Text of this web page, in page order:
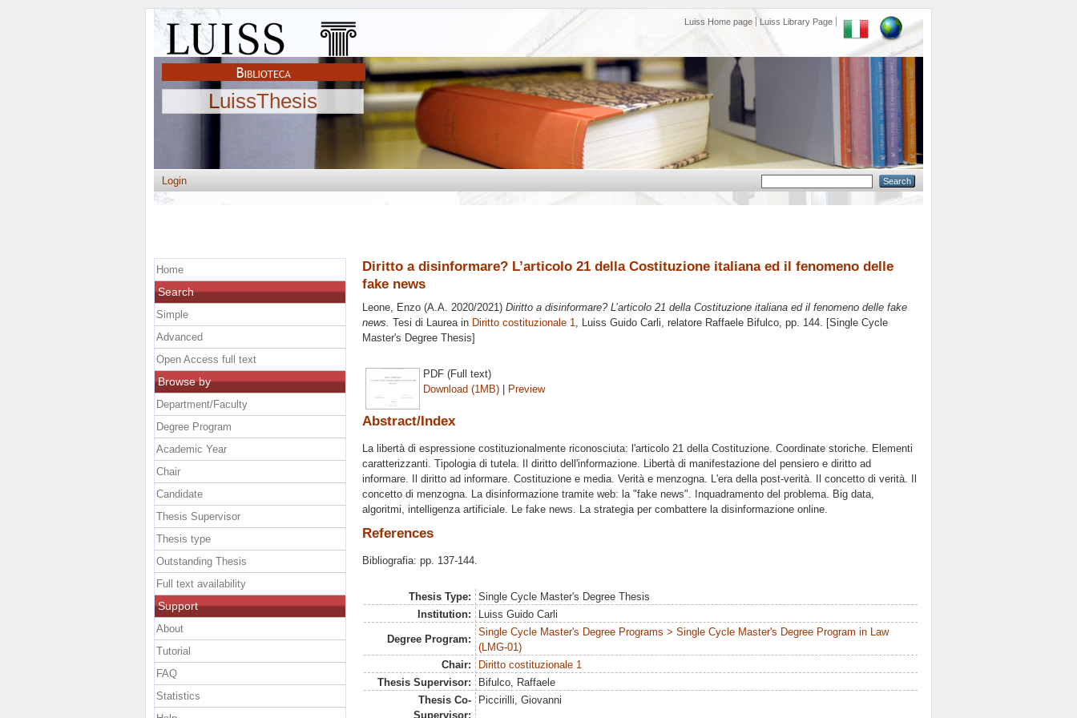
Luiss Home page Luiss Library Page
LuissThesis
Login
Diritto a disinformare? L’articolo 21 della Costituzione italiana ed il fenomeno delle
fake news
Leone, Enzo (A.A. 2020/2021) Diritto a disinformare? L’articolo 21 della Costituzione italiana ed il fenomeno delle fake
news. Tesi di Laurea in Diritto costituzionale 1, Luiss Guido Carli, relatore Raffaele Bifulco, pp. 144. [Single Cycle
Master's Degree Thesis]
PDF (Full text)
Download (1MB) | Preview
Abstract/Index
La libertà di espressione costituzionalmente riconosciuta: l'articolo 21 della Costituzione. Coordinate storiche. Elementi
caratterizzanti. Tipologia di tutela. Il diritto dell'informazione. Libertà di manifestazione del pensiero e diritto ad
informare. Il diritto ad informare. Costituzione e media. Verità e menzogna. L'era della post-verità. Il concetto di verità. Il
concetto di menzogna. La disinformazione tramite web: la "fake news". Inquadramento del problema. Big data,
algoritmi, intelligenza artificiale. Le fake news. La strategia per combattere la disinformazione online.
References
Bibliografia: pp. 137-144.
Thesis Type:
Single Cycle Master's Degree Thesis
Institution:
Luiss Guido Carli
Degree Program:
Single Cycle Master's Degree Programs > Single Cycle Master's Degree Program in Law
(LMG-01)
Chair:
Diritto costituzionale 1
Thesis Supervisor:
Bifulco, Raffaele
Thesis Co-
Supervisor:
Piccirilli, Giovanni
Home
Search
Simple
Advanced
Open Access full text
Browse by
Department/Faculty
Degree Program
Academic Year
Chair
Candidate
Thesis Supervisor
Thesis type
Outstanding Thesis
Full text availability
Support
About
Tutorial
FAQ
Statistics